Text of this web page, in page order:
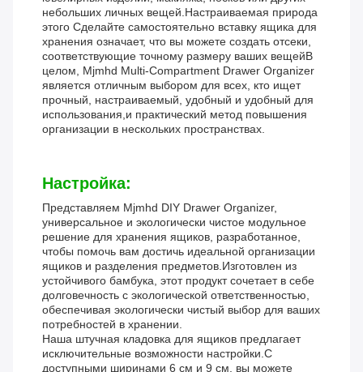
небольших личных вещей.Настраиваемая природа
этого Сделайте самостоятельно вставку ящика для
хранения означает, что вы можете создать отсеки,
соответствующие точному размеру ваших вещейВ
целом, Mjmhd Multi-Compartment Drawer Organizer
является отличным выбором для всех, кто ищет
прочный, настраиваемый, удобный и удобный для
использования,и практический метод повышения
организации в нескольких пространствах.
Настройка:
Представляем Mjmhd DIY Drawer Organizer,
универсальное и экологически чистое модульное
решение для хранения ящиков, разработанное,
чтобы помочь вам достичь идеальной организации
ящиков и разделения предметов.Изготовлен из
устойчивого бамбука, этот продукт сочетает в себе
долговечность с экологической ответственностью,
обеспечивая экологически чистый выбор для ваших
потребностей в хранении.
Наша штучная кладовка для ящиков предлагает
исключительные возможности настройки.С
доступными ширинами 6 см и 9 см, вы можете